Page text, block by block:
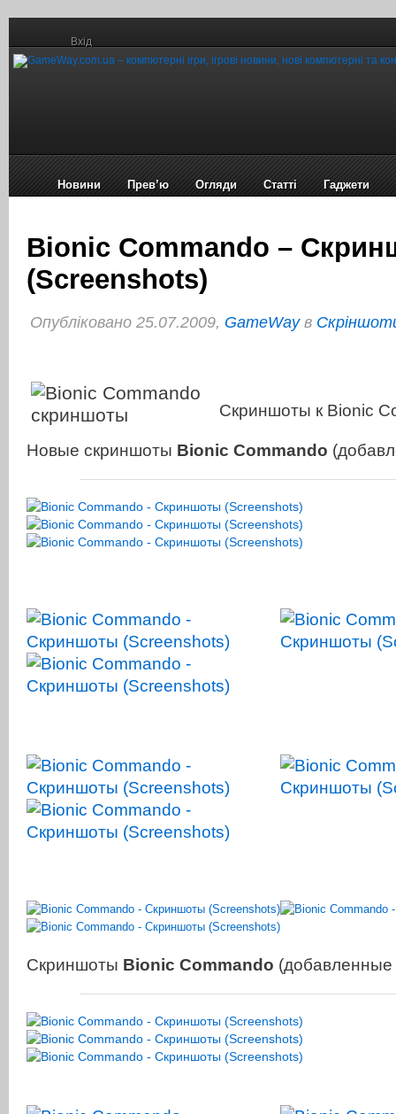
Вхід
Новини Прев’ю Огляди Статті Гаджети
Bionic Commando –
(Screenshots)
Опубліковано 25.07.2009, GameWayв
Скриншоты к Bionic
Новые скриншоты Bionic Commando
Скриншоты Bionic Commando